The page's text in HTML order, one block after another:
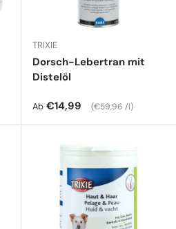
TRIXIE
Dorsch-Lebertran mit
Distelöl
Normaler Preis
Ab €14,99 Grundpreis
€59,96 /l